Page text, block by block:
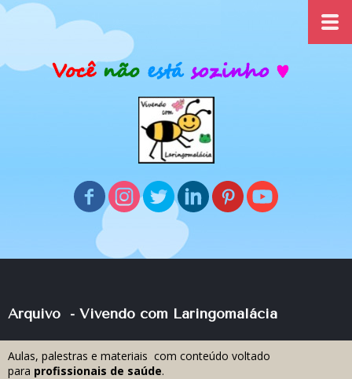
Arquivo - Vivendo com Laringomalácia
Aulas, palestras e materiais com conteúdo voltado
para profissionais de saúde.